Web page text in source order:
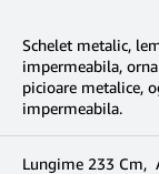
Schelet metalic,
impermeabila,
picioare metalice,
impermeabila.
Lungime 233 Cm,